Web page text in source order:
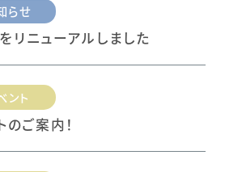
らせ
リニューアルしました
ント
ご案内！